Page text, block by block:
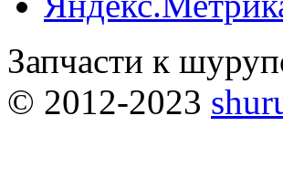
Запчасти к
© 2012-2023